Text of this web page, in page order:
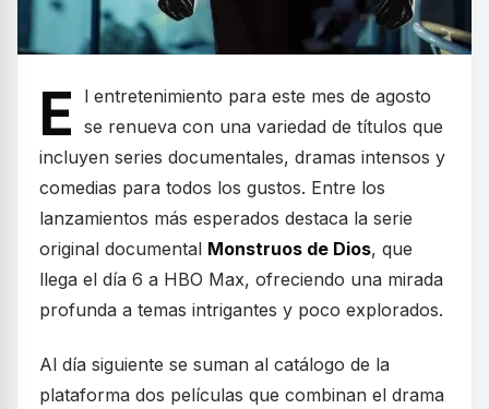
E
l entretenimiento para este mes de agosto
se renueva con una variedad de títulos que
incluyen series documentales, dramas intensos y
comedias para todos los gustos. Entre los
lanzamientos más esperados destaca la serie
original documental Monstruos de Dios, que
llega el día 6 a HBO Max, ofreciendo una mirada
profunda a temas intrigantes y poco explorados.
Al día siguiente se suman al catálogo de la
plataforma dos películas que combinan el drama